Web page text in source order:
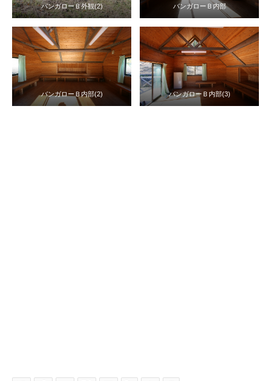
バンガローＢ外観(2) バンガローＢ内部
バンガローＢ内部(2) バンガローＢ内部(3)